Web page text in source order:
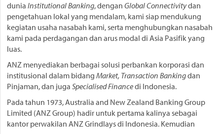
dunia Institutional Banking, dengan Global Connectivitydan
pengetahuan lokal yang mendalam, kami siap mendukung
kegiatan usaha nasabah kami, serta menghubungkan nasabah
kami pada perdagangan dan arus modal di Asia Pasifik yang
luas.
ANZ menyediakan berbagai solusi perbankan korporasi dan
institusional dalam bidang Market, Transaction Bankingdan
Pinjaman, dan juga Specialised Financedi Indonesia.
Pada tahun 1973, Australia and New Zealand Banking Group
Limited (ANZ Group) hadir untuk pertama kalinya sebagai
kantor perwakilan ANZ Grindlays di Indonesia. Kemudian